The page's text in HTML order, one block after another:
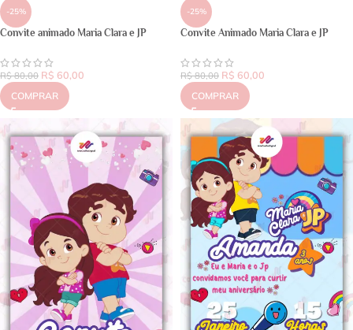
-25%
Convite animado Maria Clara e JP
R$80,00 R$ 60,00
COMPRAR
-25%
Convite Animado Maria Clara e JP
R$80,00 R$ 60,00
COMPRAR